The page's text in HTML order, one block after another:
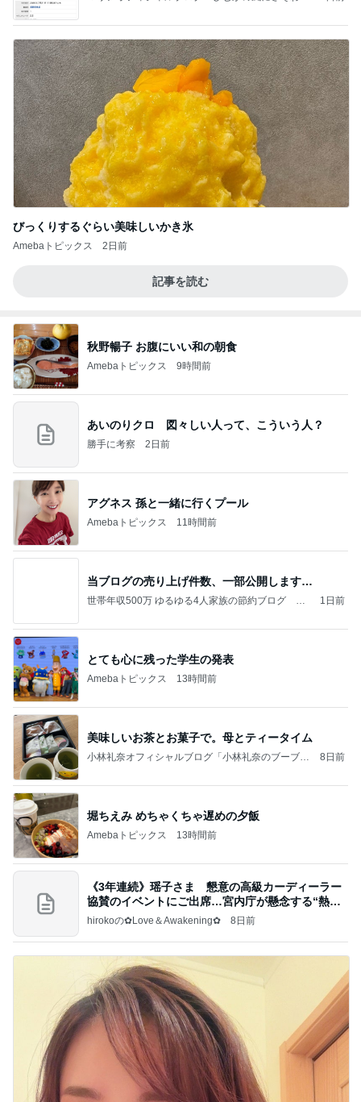
びっくりするぐらい美味しいかき氷
Amebaトピックス 2日前
記事を読む
秋野暢子 お腹にいい和の朝食
Amebaトピックス 9時間前
あいのりクロ 図々しい人って、こういう人？
勝手に考察 2日前
アグネス 孫と一緒に行くプール
Amebaトピックス 11時間前
当ブログの売り上げ件数、一部公開します…
世帯年収500万 ゆるゆる4人家族の節約ブログ 〜
1日前
とても心に残った学生の発表
Amebaトピックス 13時間前
美味しいお茶とお菓子で。母とティータイム
小林礼奈オフィシャルブログ「小林礼奈のブーブー
8日前
堀ちえみ めちゃくちゃ遅めの夕飯
Amebaトピックス 13時間前
《3年連続》瑶子さま 懇意の高級カーディーラー
協賛のイベントにご出席…宮内庁が懸念する“熱心
すぎ
hirokoの✿Love＆Awakening✿ 8日前